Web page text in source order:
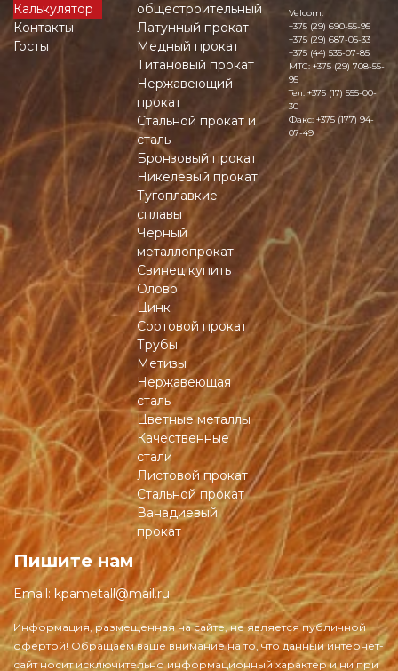
Калькулятор
Контакты
Госты
общестроительный
Латунный прокат
Медный прокат
Титановый прокат
Нержавеющий
прокат
Стальной прокат и
сталь
Бронзовый прокат
Никелевый прокат
Тугоплавкие
сплавы
Чёрный
металлопрокат
Свинец купить
Олово
Цинк
Сортовой прокат
Трубы
Метизы
Нержавеющая
сталь
Цветные металлы
Качественные
стали
Листовой прокат
Стальной прокат
Ванадиевый
прокат
Velcom:
+375 (29) 690-55-95
+375 (29) 687-05-33
+375 (44) 535-07-85
MTC:+375 (29) 708-55-
95
Тел: +375 (17) 555-00-
30
Факс: +375 (177) 94-
07-49
Пишите нам
Email: kpametall@mail.ru